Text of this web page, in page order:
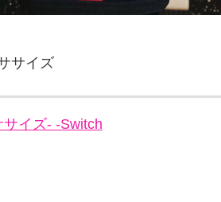
サイズ
イズ- -Switch